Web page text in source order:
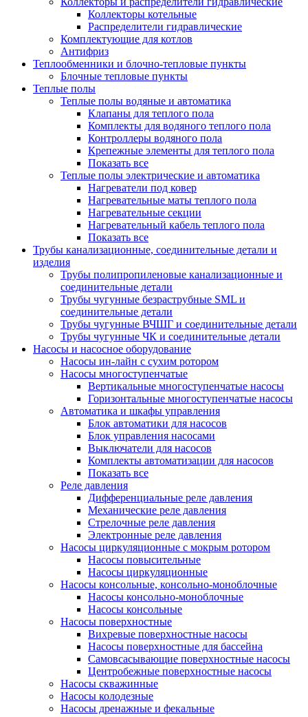
Коллекторы котельные
Распределители гидравлические
Комплектующие для котлов
Антифриз
Теплообменники и блочно-тепловые пункты
Блочные тепловые пункты
Теплые полы
Теплые полы водяные и автоматика
Клапаны для теплого пола
Комплекты для водяного теплого пола
Контроллеры водяного пола
Крепежные элементы для теплого пола
Показать все
Теплые полы электрические и автоматика
Нагреватели под ковер
Нагревательные маты теплого пола
Нагревательные секции
Нагревательный кабель теплого пола
Показать все
Трубы канализационные, соединительные детали и
изделия
Трубы полипропиленовые канализационные и
соединительные детали
Трубы чугунные безраструбные SML и
соединительные детали
Трубы чугунные ВЧШГ и соединительные детали
Трубы чугунные ЧК и соединительные детали
Насосы и насосное оборудование
Насосы ин-лайн с сухим ротором
Насосы многоступенчатые
Вертикальные многоступенчатые насосы
Горизонтальные многоступенчатые насосы
Автоматика и шкафы управления
Блок автоматики для насосов
Блок управления насосами
Выключатели для насосов
Комплекты автоматизации для насосов
Показать все
Реле давления
Дифференциальные реле давления
Механические реле давления
Стрелочные реле давления
Электронные реле давления
Насосы циркуляционные с мокрым ротором
Насосы повысительные
Насосы циркуляционные
Насосы консольные, консольно-моноблочные
Насосы консольно-моноблочные
Насосы консольные
Насосы поверхностные
Вихревые поверхностные насосы
Насосы поверхностные для бассейна
Самовсасывающие поверхностные насосы
Центробежные поверхностные насосы
Насосы скважинные
Насосы колодезные
Насосы дренажные и фекальные